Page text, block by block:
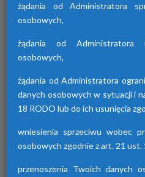
Osuszacze
osuszacza
wyróżniają się niskimi
możliwością wyboru
żądania od Administratora
osobowych,
żądania od Administratora
osobowych,
żądania od Administratora
danych osobowych w sytuacji i
18 RODO lub do ich usunięcia
wniesienia sprzeciwu wobec
osobowych zgodnie z art. 21 ust.
przenoszenia Twoich danych